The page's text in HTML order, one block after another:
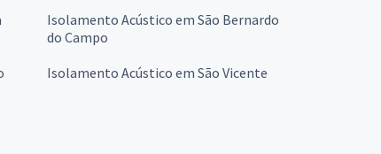
Isolamento Acústico em São Bernardo
do Campo
Isolamento Acústico em São Vicente